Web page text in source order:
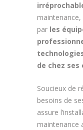
par les
de chez ses
Soucieux de
besoins de
assure
maintenance